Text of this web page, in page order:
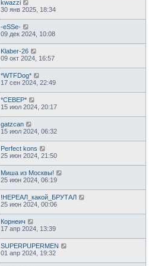
kwazzi
30 янв 2025, 18:34
-eSSe-
09 дек 2024, 10:08
Klaber-26
09 окт 2024, 16:57
*WTFDog*
17 сен 2024, 22:49
*СЕВЕР*
15 июл 2024, 20:17
gatzcan
15 июл 2024, 06:32
Perfect kons
25 июн 2024, 21:50
Миша из Москвы!
25 июн 2024, 06:19
!НЕРЕАЛ_какой_БРУТАЛ
25 июн 2024, 00:06
Корнеич
17 апр 2024, 13:39
SUPERPUPERMEN
01 апр 2024, 19:32